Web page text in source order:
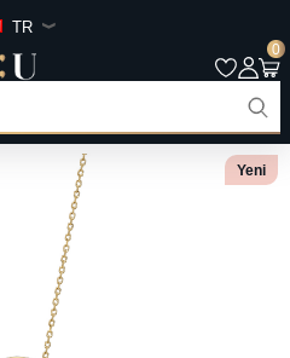
TR
0
Yeni